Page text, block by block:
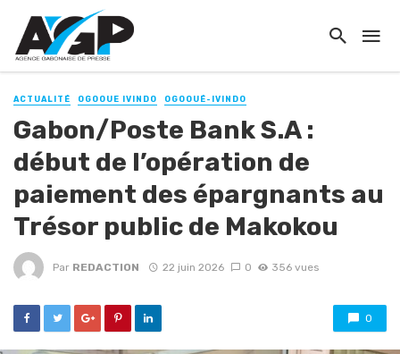
ACTUALITÉ OGOOUE IVINDO OGOOUÉ-IVINDO
Gabon/Poste Bank S.A :
début de l’opération de
paiement des épargnants au
Trésor public de Makokou
Par REDACTION 22 juin 2026 0 356 vues
0